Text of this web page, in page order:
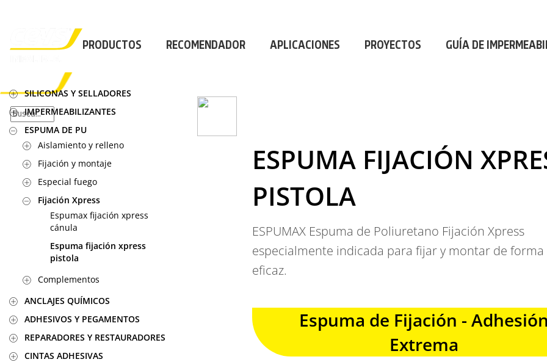
PRODUCTOS RECOMENDADOR APLICACIONES PROYECTOS GUÍA DE
×
PRODUCTOS
RECOMENDADOR
APLICACIONES
CALCULADORA
CASOS REALES
SOBRE CEYS
SUSCRIBIRME
SILICONAS Y SELLADORES
IMPERMEABILIZANTES
ESPUMA DE PU
Aislamiento y relleno
Fijación y montaje
Especial fuego
Fijación Xpress
Espumax fijación xpress
cánula
Espuma fijación xpress
pistola
Complementos
ANCLAJES QUÍMICOS
ADHESIVOS Y PEGAMENTOS
REPARADORES Y RESTAURADORES
CINTAS ADHESIVAS
ESPUMA FIJACIÓN
PISTOLA
ESPUMAX Espuma de Poliuretano Fijación Xpress
especialmente indicada para fijar y montar de
eficaz.
Espuma de Fijación - Adhesión
Extrema